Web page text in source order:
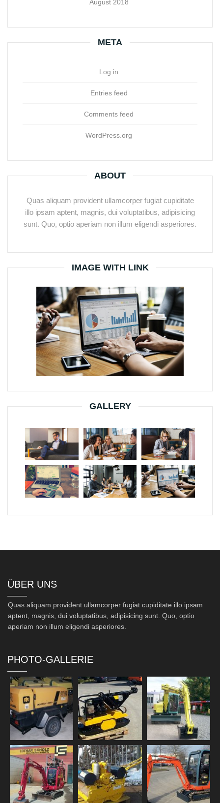
August 2018
META
Log in
Entries feed
Comments feed
WordPress.org
ABOUT
Quas aliquam provident ullamcorper fugiat cupiditate
illo ipsam aptent, magnis, dui voluptatibus, adipisicing
sunt. Quo, optio aperiam non illum eligendi asperiores.
IMAGE WITH LINK
GALLERY
ÜBER UNS
Quas aliquam provident ullamcorper fugiat cupiditate illo ipsam
aptent, magnis, dui voluptatibus, adipisicing sunt. Quo, optio
aperiam non illum eligendi asperiores.
PHOTO-GALLERIE